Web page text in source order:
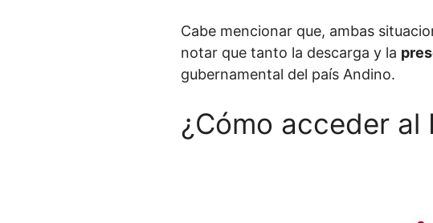
Cabe mencionar que, ambas
notar que tanto la descarga y la
gubernamental del país Andino.
¿Cómo acceder al